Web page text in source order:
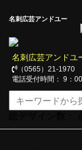
名刺広芸アンドユー
名刺広芸アンドユ
（0565）21-1970
電話受付時間： 9：